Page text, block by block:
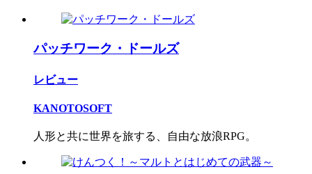
パッチワーク・ドールズ
レビュー
KANOTOSOFT
人形と共に世界を旅する、自由な放浪RPG。